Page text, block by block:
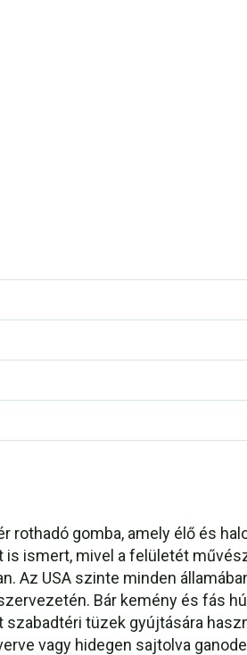
rothadó gomba, amely élő és
ismert, mivel a felületét
Az USA szinte minden
Bár kemény és fás
tüzek gyújtására
vagy hidegen sajtolva